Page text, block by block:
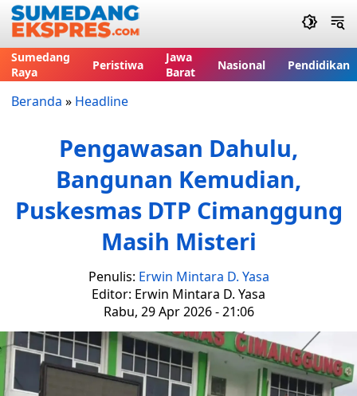
Sumedang
Raya
Peristiwa
Jawa
Barat
Nasional Pendidikan
Beranda » Headline
Pengawasan Dahulu,
Bangunan Kemudian,
Puskesmas DTP Cimanggung
Masih Misteri
Penulis: Erwin Mintara D. Yasa
Editor: Erwin Mintara D. Yasa
Rabu, 29 Apr 2026 - 21:06